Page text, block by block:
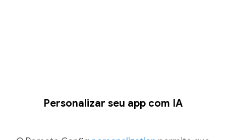
Personalizar seu app com IA